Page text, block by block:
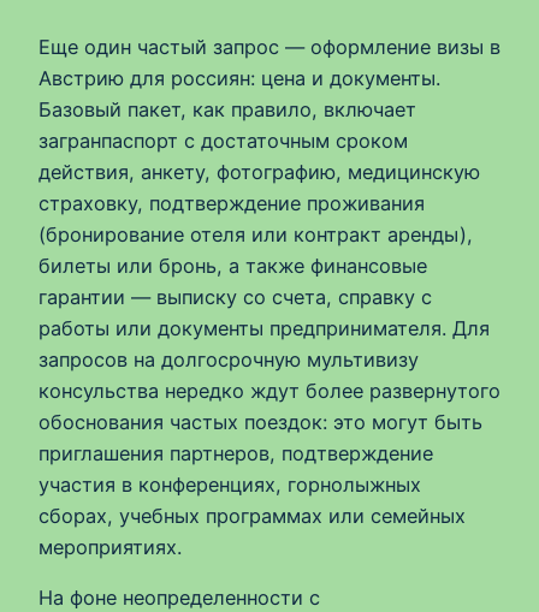
Еще один частый запрос — оформление визы в
Австрию для россиян: цена и документы.
Базовый пакет, как правило, включает
загранпаспорт с достаточным сроком
действия, анкету, фотографию, медицинскую
страховку, подтверждение проживания
(бронирование отеля или контракт аренды),
билеты или бронь, а также финансовые
гарантии — выписку со счета, справку с
работы или документы предпринимателя. Для
запросов на долгосрочную мультивизу
консульства нередко ждут более развернутого
обоснования частых поездок: это могут быть
приглашения партнеров, подтверждение
участия в конференциях, горнолыжных
сборах, учебных программах или семейных
мероприятиях.
На фоне неопределенности с